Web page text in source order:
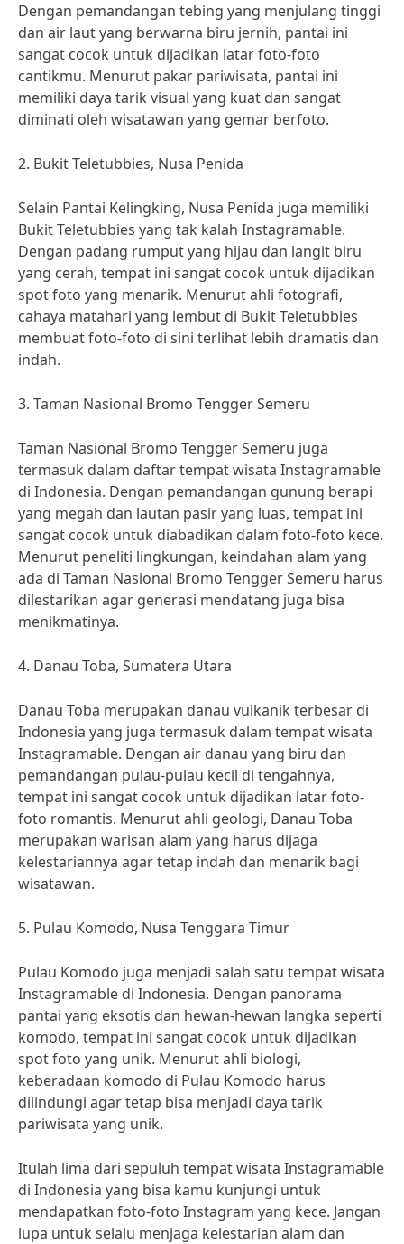
Dengan pemandangan tebing yang menjulang tinggi
dan air laut yang berwarna biru jernih, pantai ini
sangat cocok untuk dijadikan latar foto-foto
cantikmu. Menurut pakar pariwisata, pantai ini
memiliki daya tarik visual yang kuat dan sangat
diminati oleh wisatawan yang gemar berfoto.
2. Bukit Teletubbies, Nusa Penida
Selain Pantai Kelingking, Nusa Penida juga memiliki
Bukit Teletubbies yang tak kalah Instagramable.
Dengan padang rumput yang hijau dan langit biru
yang cerah, tempat ini sangat cocok untuk dijadikan
spot foto yang menarik. Menurut ahli fotografi,
cahaya matahari yang lembut di Bukit Teletubbies
membuat foto-foto di sini terlihat lebih dramatis dan
indah.
3. Taman Nasional Bromo Tengger Semeru
Taman Nasional Bromo Tengger Semeru juga
termasuk dalam daftar tempat wisata Instagramable
di Indonesia. Dengan pemandangan gunung berapi
yang megah dan lautan pasir yang luas, tempat ini
sangat cocok untuk diabadikan dalam foto-foto kece.
Menurut peneliti lingkungan, keindahan alam yang
ada di Taman Nasional Bromo Tengger Semeru harus
dilestarikan agar generasi mendatang juga bisa
menikmatinya.
4. Danau Toba, Sumatera Utara
Danau Toba merupakan danau vulkanik terbesar di
Indonesia yang juga termasuk dalam tempat wisata
Instagramable. Dengan air danau yang biru dan
pemandangan pulau-pulau kecil di tengahnya,
tempat ini sangat cocok untuk dijadikan latar foto-
foto romantis. Menurut ahli geologi, Danau Toba
merupakan warisan alam yang harus dijaga
kelestariannya agar tetap indah dan menarik bagi
wisatawan.
5. Pulau Komodo, Nusa Tenggara Timur
Pulau Komodo juga menjadi salah satu tempat wisata
Instagramable di Indonesia. Dengan panorama
pantai yang eksotis dan hewan-hewan langka seperti
komodo, tempat ini sangat cocok untuk dijadikan
spot foto yang unik. Menurut ahli biologi,
keberadaan komodo di Pulau Komodo harus
dilindungi agar tetap bisa menjadi daya tarik
pariwisata yang unik.
Itulah lima dari sepuluh tempat wisata Instagramable
di Indonesia yang bisa kamu kunjungi untuk
mendapatkan foto-foto Instagram yang kece. Jangan
lupa untuk selalu menjaga kelestarian alam dan